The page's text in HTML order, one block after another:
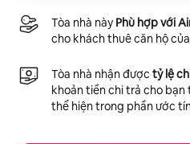
Tòa nhà này Phù hợp với
cho khách thuê căn hộ
Tòa nhà nhận được tỷ lệ
khoản tiền chi trả cho
thể hiện trong phần ước